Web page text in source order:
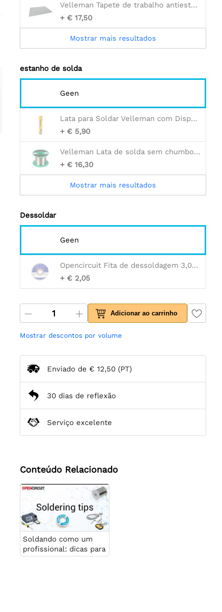
Velleman Tapete de trabalho antiestático com cordão de aterramento - 30 x 55 cm
+ € 17,50
Mostrar mais resultados
estanho de solda
Geen
Lata para Soldar Velleman com Dispensador - 1mm - Núcleo de Resina - 17g
+ € 5,90
Velleman Lata de solda sem chumbo - 0,6 mm - núcleo de borracha - 100g
+ € 16,30
Mostrar mais resultados
Dessoldar
Geen
Opencircuit Fita de dessoldagem 3,0mm 1,5m
+ € 2,05
Adicionar ao carrinho
Mostrar descontos por volume
Enviado de € 12,50 (PT)
30 dias de reflexão
Serviço excelente
Conteúdo Relacionado
Soldando como um
profissional: dicas para
conexões eletrônicas